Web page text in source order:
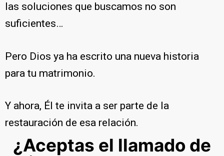
las soluciones que buscamos no son
suficientes…
Pero Dios ya ha escrito una nueva historia
para tu matrimonio.
Y ahora, Él te invita a ser parte de la
restauración de esa relación.
¿Aceptas el llamado de